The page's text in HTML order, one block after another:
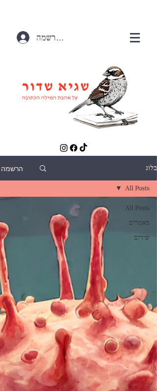
התחברות / הרשמה
בלוג הרשמה
All Posts
מאמרים
שירים
All Posts